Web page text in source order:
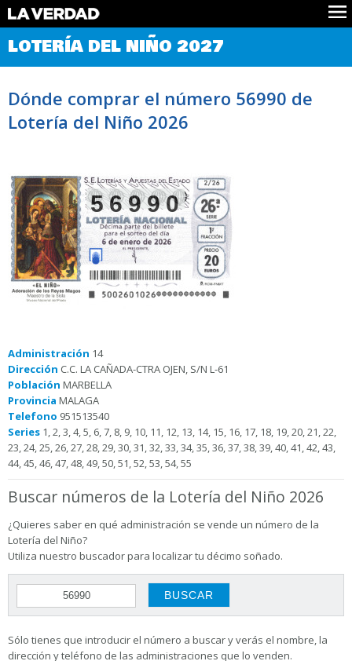
Comprobar Loteria del Niño
Premios
Noticias
Datos
LOTERÍA DEL NIÑO 2027
Dónde comprar el número 56990 de
Lotería del Niño 2026
56990
Administración 14
Dirección C.C. LA CAÑADA-CTRA OJEN, S/N L-61
Población MARBELLA
Provincia MALAGA
Telefono 951513540
Series 1, 2, 3, 4, 5, 6, 7, 8, 9, 10, 11, 12, 13, 14, 15, 16, 17, 18, 19, 20, 21, 22,
23, 24, 25, 26, 27, 28, 29, 30, 31, 32, 33, 34, 35, 36, 37, 38, 39, 40, 41, 42, 43,
44, 45, 46, 47, 48, 49, 50, 51, 52, 53, 54, 55
Buscar números de la Lotería del Niño 2026
¿Quieres saber en qué administración se vende un número de la
Lotería del Niño?
Utiliza nuestro buscador para localizar tu décimo soñado.
Sólo tienes que introducir el número a buscar y verás el nombre, la
dirección y teléfono de las administraciones que lo venden.